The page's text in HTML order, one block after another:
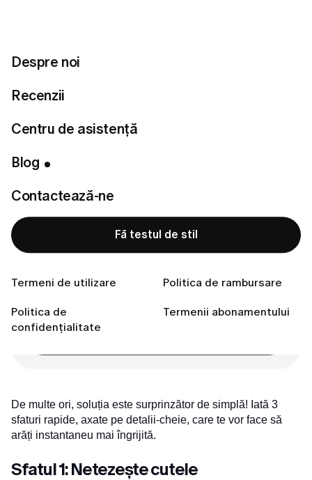
Despre noi
Recenzii
Centru de asistență
Blog
Contactează-ne
Fă testul de stil
Termeni de utilizare Politica de rambursare
Politica de
confidențialitate
Termenii abonamentului
De multe ori, soluția este surprinzător de simplă! Iată 3
sfaturi rapide, axate pe detalii-cheie, care te vor face să
arăți instantaneu mai îngrijită.
Sfatul 1: Netezește cutele
Cuprins
Sfatul 1: Netezește cutele
Sfatul 3: Verifică încălțămintea și geanta
Conectează-te cu noi